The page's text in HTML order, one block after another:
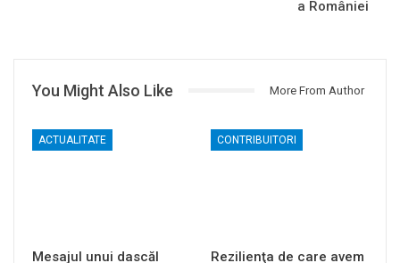
a României
You Might Also Like More From Author
ACTUALITATE
Mesajul unui dascăl
CONTRIBUITORI
Rezilienţa de care avem